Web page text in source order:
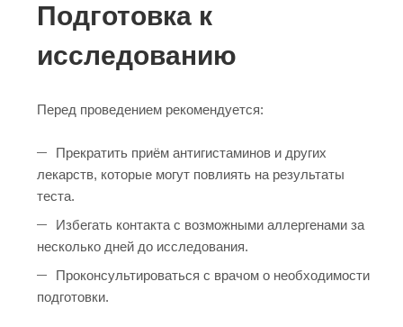
Подготовка к
исследованию
Перед проведением рекомендуется:
Прекратить приём антигистаминов и других
лекарств, которые могут повлиять на результаты
теста.
Избегать контакта с возможными аллергенами за
несколько дней до исследования.
Проконсультироваться с врачом о необходимости
подготовки.